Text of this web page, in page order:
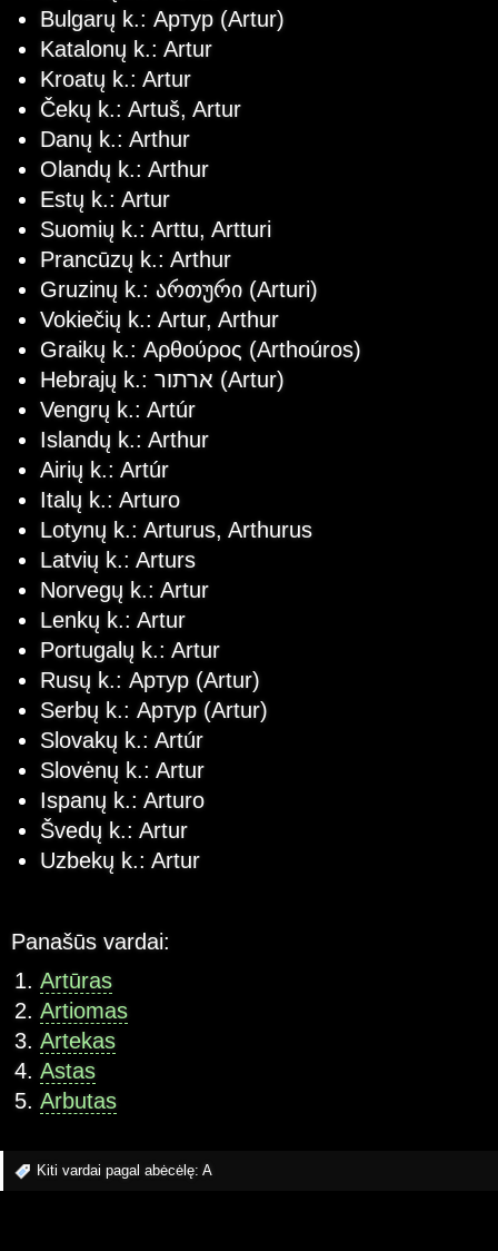
Bulgarų k.: Артур (Artur)
Katalonų k.: Artur
Kroatų k.: Artur
Čekų k.: Artuš, Artur
Danų k.: Arthur
Olandų k.: Arthur
Estų k.: Artur
Suomių k.: Arttu, Artturi
Prancūzų k.: Arthur
Gruzinų k.: ართური (Arturi)
Vokiečių k.: Artur, Arthur
Graikų k.: Αρθούρος (Arthoúros)
Hebrajų k.: ארתור (Artur)
Vengrų k.: Artúr
Islandų k.: Arthur
Airių k.: Artúr
Italų k.: Arturo
Lotynų k.: Arturus, Arthurus
Latvių k.: Arturs
Norvegų k.: Artur
Lenkų k.: Artur
Portugalų k.: Artur
Rusų k.: Артур (Artur)
Serbų k.: Артур (Artur)
Slovakų k.: Artúr
Slovėnų k.: Artur
Ispanų k.: Arturo
Švedų k.: Artur
Uzbekų k.: Artur
Panašūs vardai:
Artūras
Artiomas
Artekas
Astas
Arbutas
Kiti vardai pagal abėcėlę: A